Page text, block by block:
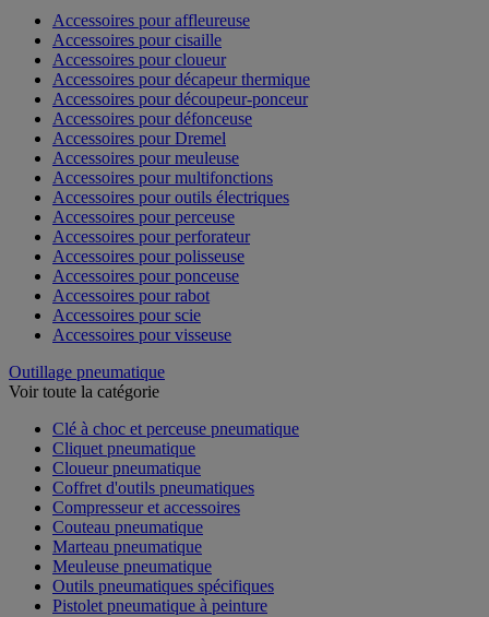
Accessoires pour affleureuse
Accessoires pour cisaille
Accessoires pour cloueur
Accessoires pour décapeur thermique
Accessoires pour découpeur-ponceur
Accessoires pour défonceuse
Accessoires pour Dremel
Accessoires pour meuleuse
Accessoires pour multifonctions
Accessoires pour outils électriques
Accessoires pour perceuse
Accessoires pour perforateur
Accessoires pour polisseuse
Accessoires pour ponceuse
Accessoires pour rabot
Accessoires pour scie
Accessoires pour visseuse
Outillage pneumatique
Voir toute la catégorie
Clé à choc et perceuse pneumatique
Cliquet pneumatique
Cloueur pneumatique
Coffret d'outils pneumatiques
Compresseur et accessoires
Couteau pneumatique
Marteau pneumatique
Meuleuse pneumatique
Outils pneumatiques spécifiques
Pistolet pneumatique à peinture